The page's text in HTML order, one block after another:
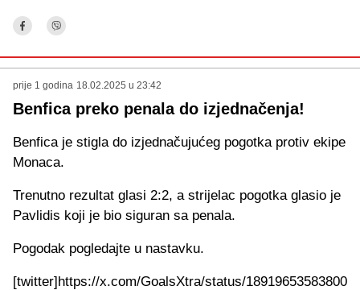
prije 1 godina 18.02.2025 u 23:42
Benfica preko penala do izjednačenja!
Benfica je stigla do izjednačujućeg pogotka protiv ekipe
Monaca.
Trenutno rezultat glasi 2:2, a strijelac pogotka glasio je
Pavlidis koji je bio siguran sa penala.
Pogodak pogledajte u nastavku.
[twitter]https://x.com/GoalsXtra/status/18919653583800